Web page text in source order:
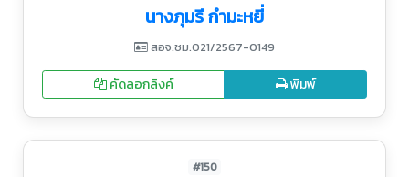
นางภุมรี กำมะหยี่
สอจ.ชม.021/2567-0149
คัดลอกลิงค์ พิมพ์
#150